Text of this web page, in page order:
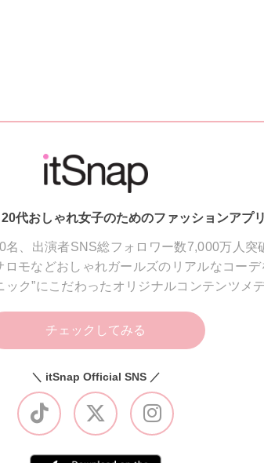
20代おしゃれ女子のためのファッションアプ
名、出演者SNS総フォロワー数7,000万人突
モなどおしゃれガールズのリアルなコーデ
ック”にこだわったオリジナルコンテンツメ
チェックしてみる
＼ itSnap Official SNS ／